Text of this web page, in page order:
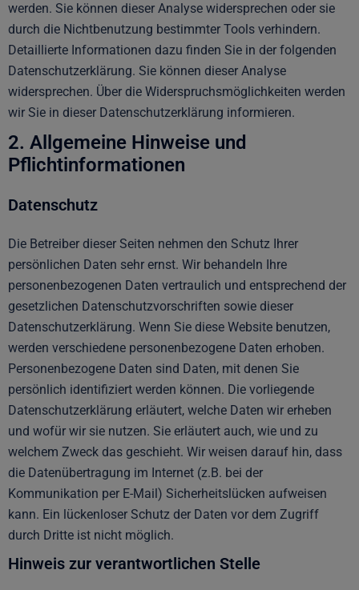
werden. Sie können dieser Analyse widersprechen oder sie
durch die Nichtbenutzung bestimmter Tools verhindern.
Detaillierte Informationen dazu finden Sie in der folgenden
Datenschutzerklärung. Sie können dieser Analyse
widersprechen. Über die Widerspruchsmöglichkeiten werden
wir Sie in dieser Datenschutzerklärung informieren.
2. Allgemeine Hinweise und
Pflichtinformationen
Datenschutz
Die Betreiber dieser Seiten nehmen den Schutz Ihrer
persönlichen Daten sehr ernst. Wir behandeln Ihre
personenbezogenen Daten vertraulich und entsprechend der
gesetzlichen Datenschutzvorschriften sowie dieser
Datenschutzerklärung. Wenn Sie diese Website benutzen,
werden verschiedene personenbezogene Daten erhoben.
Personenbezogene Daten sind Daten, mit denen Sie
persönlich identifiziert werden können. Die vorliegende
Datenschutzerklärung erläutert, welche Daten wir erheben
und wofür wir sie nutzen. Sie erläutert auch, wie und zu
welchem Zweck das geschieht. Wir weisen darauf hin, dass
die Datenübertragung im Internet (z.B. bei der
Kommunikation per E-Mail) Sicherheitslücken aufweisen
kann. Ein lückenloser Schutz der Daten vor dem Zugriff
durch Dritte ist nicht möglich.
Hinweis zur verantwortlichen Stelle